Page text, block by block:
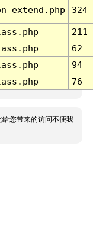
324
211
62
94
76
您带来的访问不便我